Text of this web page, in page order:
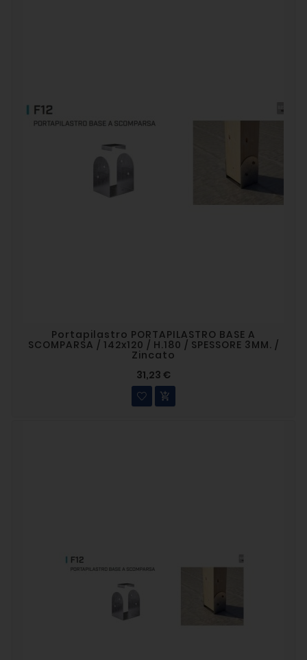
Portapilastro PORTAPILASTRO BASE A
SCOMPARSA / 142x120 / H.180 / SPESSORE 3MM. /
Zincato
31,23 €
